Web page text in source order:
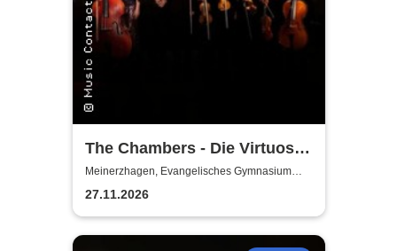
The Chambers - Die Virtuosen
aus Köln
Meinerzhagen, Evangelisches Gymnasium
Meinerzhagen
27.11.2026